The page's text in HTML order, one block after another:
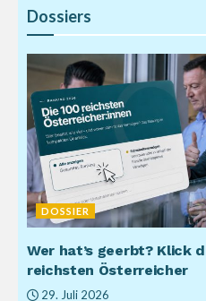
Dossiers
DOSSIER
Wer hat’s geerbt? Klick
reichsten Österreicher
29. Juli 2026